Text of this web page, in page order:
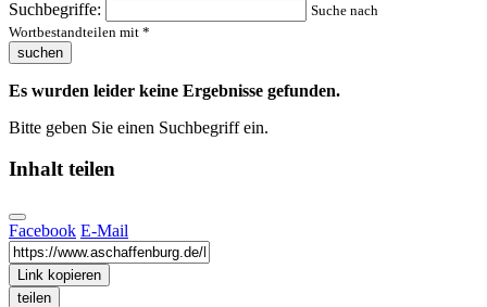
Suchbegriffe:
Suche nach
Wortbestandteilen mit *
suchen
Es wurden leider keine Ergebnisse gefunden.
Bitte geben Sie einen Suchbegriff ein.
Inhalt teilen
Facebook E-Mail
Link kopieren
teilen